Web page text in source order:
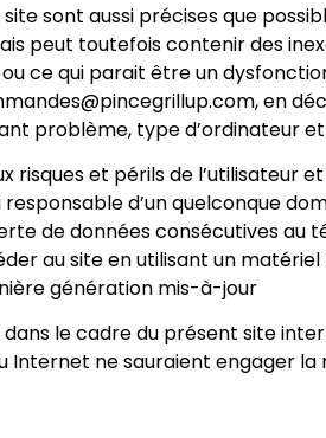
sont aussi précises que
peut toutefois contenir des
ce qui parait être un
en
problème, type d’ordinateur
et périls de l’utilisateur
d’un quelconque
de données consécutives au
au site en utilisant un
génération mis-à-jour
le cadre du présent site
ne sauraient engager la